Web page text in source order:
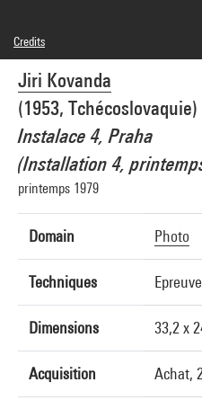
Jiri Kovanda
(1953, Tchécoslovaquie)
Instalace 4, Praha
(Installation 4,
printemps 1979
Domain Photo
Techniques
Dimensions 33,2 x
Acquisition Achat,
Credits
© Jiri Kovanda
Photo credits : Centre Pompidou,
GrandPalaisRmn
Image reference : 4N04327
Image presentation :